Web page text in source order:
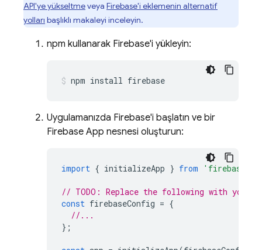
API'ye yükseltmeveya Firebase'i eklemenin alternatif
yolları başlıklı makaleyi inceleyin.
npm kullanarak Firebase'i yükleyin:
npm install firebase
Uygulamanızda Firebase'i başlatın ve bir
Firebase App nesnesi oluşturun:
import { initializeApp } from 'firebase/
// TODO: Replace the following with your
const firebaseConfig = {
//...
};